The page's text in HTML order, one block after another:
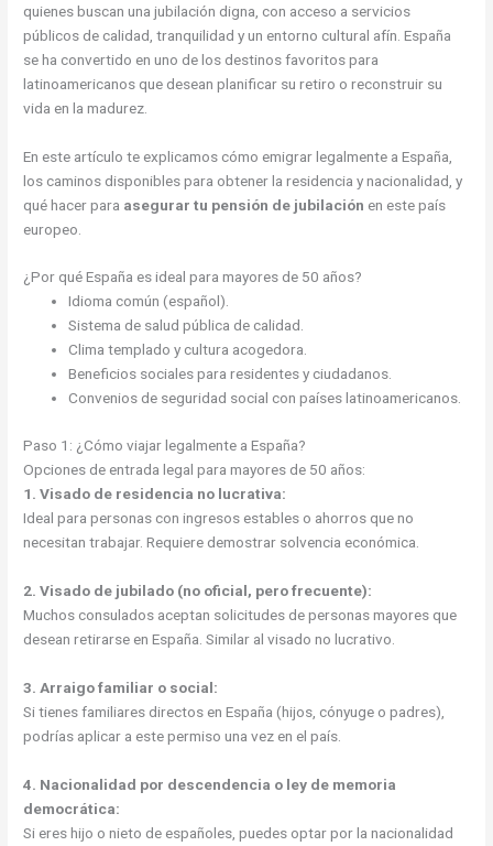
quienes buscan una jubilación digna, con acceso a servicios
públicos de calidad, tranquilidad y un entorno cultural afín. España
se ha convertido en uno de los destinos favoritos para
latinoamericanos que desean planificar su retiro o reconstruir su
vida en la madurez.
En este artículo te explicamos cómo emigrar legalmente a España,
los caminos disponibles para obtener la residencia y nacionalidad, y
qué hacer para asegurar tu pensión de jubilación en este país
europeo.
¿Por qué España es ideal para mayores de 50 años?
Idioma común (español).
Sistema de salud pública de calidad.
Clima templado y cultura acogedora.
Beneficios sociales para residentes y ciudadanos.
Convenios de seguridad social con países latinoamericanos.
Paso 1: ¿Cómo viajar legalmente a España?
Opciones de entrada legal para mayores de 50 años:
1. Visado de residencia no lucrativa:
Ideal para personas con ingresos estables o ahorros que no
necesitan trabajar. Requiere demostrar solvencia económica.
2. Visado de jubilado (no oficial, pero frecuente):
Muchos consulados aceptan solicitudes de personas mayores que
desean retirarse en España. Similar al visado no lucrativo.
3. Arraigo familiar o social:
Si tienes familiares directos en España (hijos, cónyuge o padres),
podrías aplicar a este permiso una vez en el país.
4. Nacionalidad por descendencia o ley de memoria
democrática:
Si eres hijo o nieto de españoles, puedes optar por la nacionalidad